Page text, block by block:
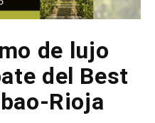
de lujo
del Best
Rioja